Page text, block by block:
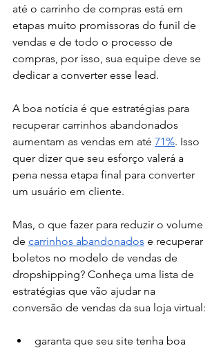
até o carrinho de compras está em
etapas muito promissoras do funil de
vendas e de todo o processo de
compras, por isso, sua equipe deve se
dedicar a converter esse lead.
A boa notícia é que estratégias para
recuperar carrinhos abandonados
aumentam as vendas em até 71%. Isso
quer dizer que seu esforço valerá a
pena nessa etapa final para converter
um usuário em cliente.
Mas, o que fazer para reduzir o volume
de carrinhos abandonados e recuperar
boletos no modelo de vendas de
dropshipping? Conheça uma lista de
estratégias que vão ajudar na
conversão de vendas da sua loja virtual:
garanta que seu site tenha boa